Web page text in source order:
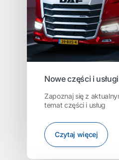
Nowe części i usługi
Zapoznaj się z
temat części i usług
Czytaj więcej